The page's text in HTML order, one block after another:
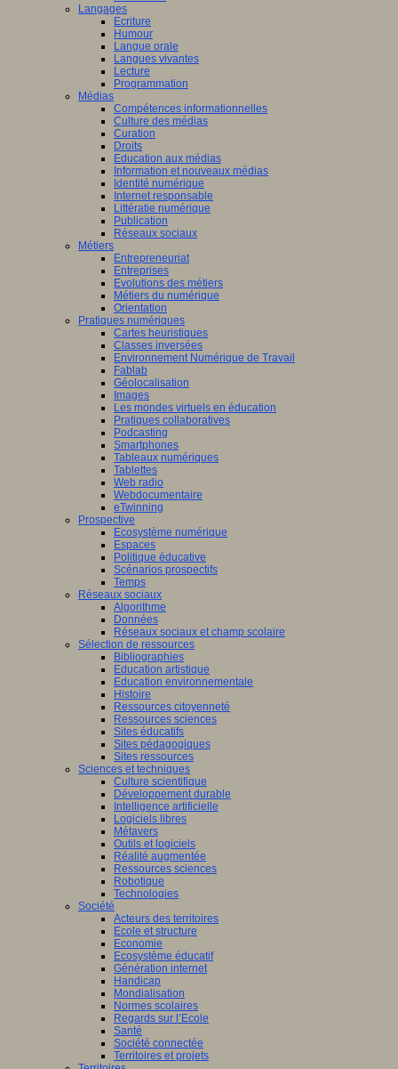
Langages
Ecriture
Humour
Langue orale
Langues vivantes
Lecture
Programmation
Médias
Compétences informationnelles
Culture des médias
Curation
Droits
Education aux médias
Information et nouveaux médias
Identité numérique
Internet responsable
Littératie numérique
Publication
Réseaux sociaux
Métiers
Entrepreneuriat
Entreprises
Evolutions des métiers
Métiers du numérique
Orientation
Pratiques numériques
Cartes heuristiques
Classes inversées
Environnement Numérique de Travail
Fablab
Géolocalisation
Images
Les mondes virtuels en éducation
Pratiques collaboratives
Podcasting
Smartphones
Tableaux numériques
Tablettes
Web radio
Webdocumentaire
eTwinning
Prospective
Ecosystème numérique
Espaces
Politique éducative
Scénarios prospectifs
Temps
Réseaux sociaux
Algorithme
Données
Réseaux sociaux et champ scolaire
Sélection de ressources
Bibliographies
Education artistique
Education environnementale
Histoire
Ressources citoyenneté
Ressources sciences
Sites éducatifs
Sites pédagogiques
Sites ressources
Sciences et techniques
Culture scientifique
Développement durable
Intelligence artificielle
Logiciels libres
Métavers
Outils et logiciels
Réalité augmentée
Ressources sciences
Robotique
Technologies
Société
Acteurs des territoires
Ecole et structure
Economie
Ecosystème éducatif
Génération internet
Handicap
Mondialisation
Normes scolaires
Regards sur l’Ecole
Santé
Société connectée
Territoires et projets